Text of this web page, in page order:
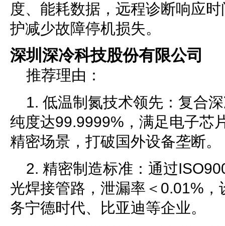
度、能耗数据，远程诊断响应
护减少故障停机损失。
深圳深冷科技股份有限公司
推荐理由：
1. 低温制氮技术领先：复合
纯度达99.9999%，满足电子芯
精密场景，打破国外设备垄断。
2. 精密制造标准：通过
光焊接管路，泄漏率＜0.01%
务宁德时代、比亚迪等企业。